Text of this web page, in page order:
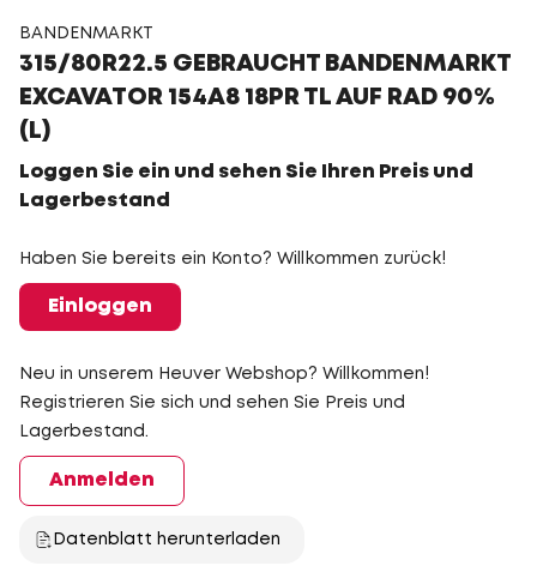
BANDENMARKT
315/80R22.5 GEBRAUCHT BANDENMARKT
EXCAVATOR 154A8 18PR TL AUF RAD 90%
(L)
Loggen Sie ein und sehen Sie Ihren Preis und
Lagerbestand
Haben Sie bereits ein Konto? Willkommen zurück!
Einloggen
Neu in unserem Heuver Webshop? Willkommen!
Registrieren Sie sich und sehen Sie Preis und
Lagerbestand.
Anmelden
Datenblatt herunterladen